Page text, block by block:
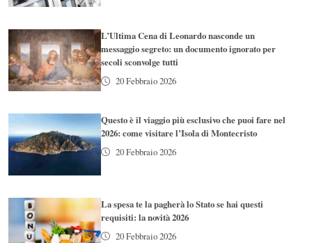
L’Ultima Cena di Leonardo nasconde un
messaggio segreto: un documento ignorato per
secoli sconvolge tutti
20 Febbraio 2026
Questo è il viaggio più esclusivo che puoi fare nel
2026: come visitare l’Isola di Montecristo
20 Febbraio 2026
La spesa te la pagherà lo Stato se hai questi
requisiti: la novità 2026
20 Febbraio 2026